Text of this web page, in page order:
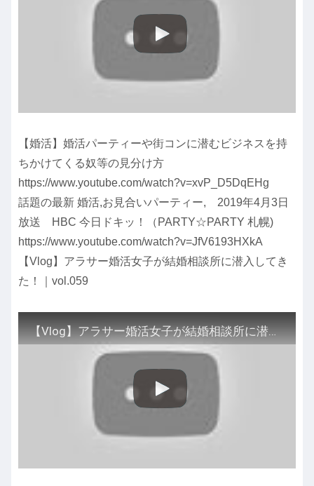
【婚活】婚活パーティーや街コンに潜むビジネスを持
ちかけてくる奴等の見分け方
https://www.youtube.com/watch?v=xvP_D5DqEHg
話題の最新 婚活,お見合いパーティー, 2019年4月3日
放送 HBC 今日ドキッ！（PARTY☆PARTY 札幌)
https://www.youtube.com/watch?v=JfV6193HXkA
【Vlog】アラサー婚活女子が結婚相談所に潜入してき
た！｜vol.059
【Vlog】アラサー婚活女子が結婚相談所に潜入してきた！｜vol.059